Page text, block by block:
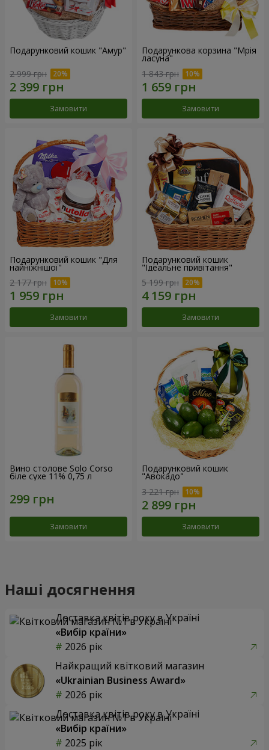
Подарунковий кошик "Амур"
2 999 грн
Замовити
Подарункова корзина "Мрія
ласуна"
1 843 грн
Замовити
Подарунковий кошик "Для
найніжнішої"
2 177 грн
Замовити
Подарунковий кошик
"Ідеальне привітання"
5 199 грн
Замовити
Вино столове Solo Corso
біле сухе 11% 0,75 л
Замовити
Подарунковий кошик
"Авокадо"
3 221 грн
Замовити
Наші досягнення
Доставка квітів року в Україні
«Вибір країни»
2026 рік
Найкращий квітковий магазин
«Ukrainian Business Award»
2026 рік
Доставка квітів року в Україні
«Вибір країни»
2025 рік